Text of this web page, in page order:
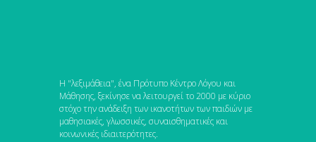
Η "λεξιμάθεια", ένα Πρότυπο Κέντρο Λόγου και
Μάθησης, ξεκίνησε να λειτουργεί το 2000 με κύριο
στόχο την ανάδειξη των ικανοτήτων των παιδιών με
μαθησιακές, γλωσσικές, συναισθηματικές και
κοινωνικές ιδιαιτερότητες.